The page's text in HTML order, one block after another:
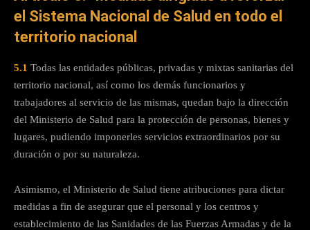
el Sistema Nacional de Salud en todo el
territorio nacional
5.1 Todas las entidades públicas, privadas y mixtas sanitarias del
territorio nacional, así como los demás funcionarios y
trabajadores al servicio de las mismas, quedan bajo la dirección
del Ministerio de Salud para la protección de personas, bienes y
lugares, pudiendo imponerles servicios extraordinarios por su
duración o por su naturaleza.
Asimismo, el Ministerio de Salud tiene atribuciones para dictar
medidas a fin de asegurar que el personal y los centros y
establecimiento de las Sanidades de las Fuerzas Armadas y de la